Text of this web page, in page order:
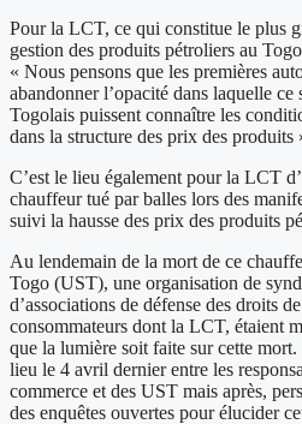
Pour la LCT, ce qui constitue le plus
gestion des produits pétroliers au
« Nous pensons que les premières
abandonner l’opacité dans laquelle ce
Togolais puissent connaître les
dans la structure des prix des
C’est le lieu également pour la LCT
chauffeur tué par balles lors des
suivi la hausse des prix des produits
Au lendemain de la mort de ce
Togo (UST), une organisation de
d’associations de défense des droits
consommateurs dont la LCT, étaient
que la lumière soit faite sur cette
lieu le 4 avril dernier entre les
commerce et des UST mais après,
des enquêtes ouvertes pour élucider